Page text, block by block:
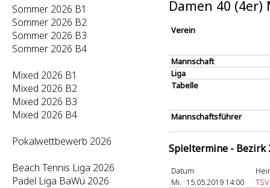
Sommer 2026 B1
Sommer 2026 B2
Sommer 2026 B3
Sommer 2026 B4
Mixed 2026 B1
Mixed 2026 B2
Mixed 2026 B3
Mixed 2026 B4
Pokalwettbewerb 2026
Beach Tennis Liga 2026
Padel Liga BaWü 2026
Damen 40
Verein
Mannschaft
Liga
Tabelle
Mannschaftsführer
Spieltermine - Bezirk
Datum
Mi. 15.05.2019 14:00